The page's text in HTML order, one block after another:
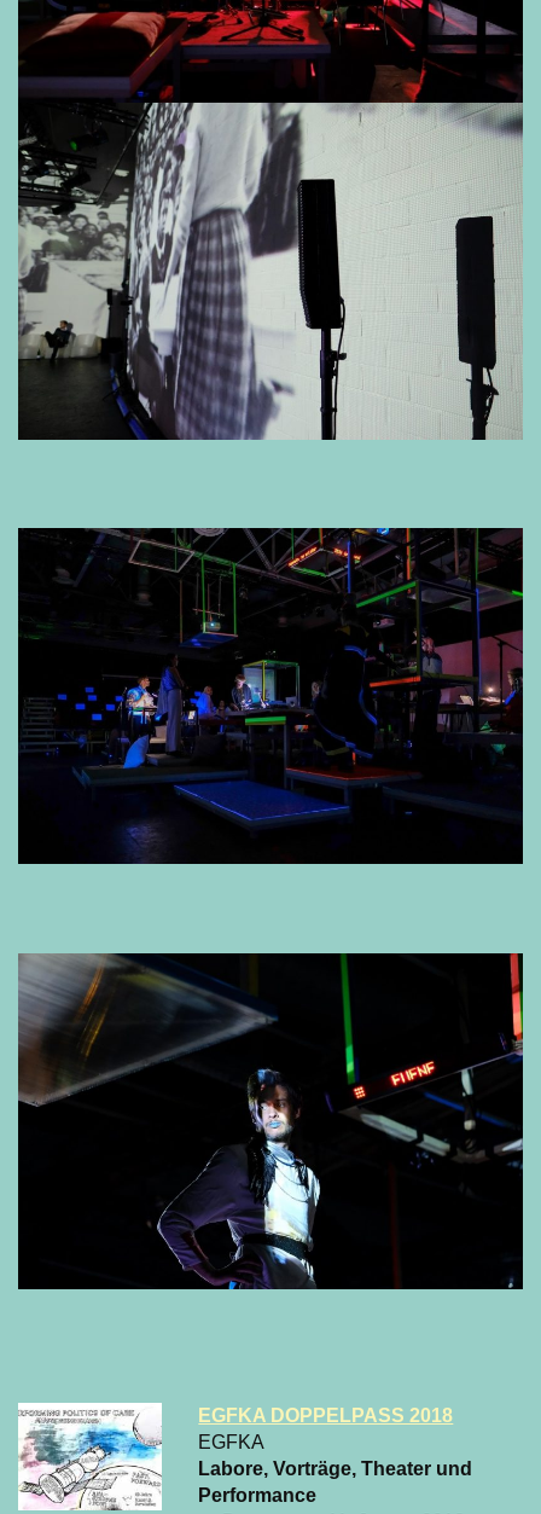
EGFKA DOPPELPASS 2018
EGFKA
Labore, Vorträge, Theater und
Performance